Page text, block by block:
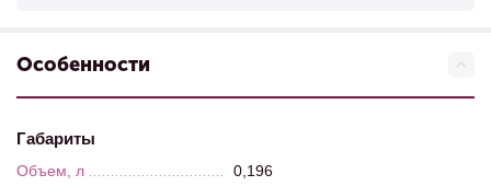
Особенности
Габариты
Объем, л 0,196